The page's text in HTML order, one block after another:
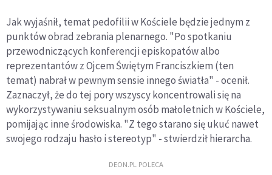
Jak wyjaśnił, temat pedofilii w Kościele będzie jednym z
punktów obrad zebrania plenarnego. "Po spotkaniu
przewodniczących konferencji episkopatów albo
reprezentantów z Ojcem Świętym Franciszkiem (ten
temat) nabrał w pewnym sensie innego światła" - ocenił.
Zaznaczył, że do tej pory wszyscy koncentrowali się na
wykorzystywaniu seksualnym osób małoletnich w Kościele,
pomijając inne środowiska. "Z tego starano się ukuć nawet
swojego rodzaju hasło i stereotyp" - stwierdził hierarcha.
DEON.PL POLECA